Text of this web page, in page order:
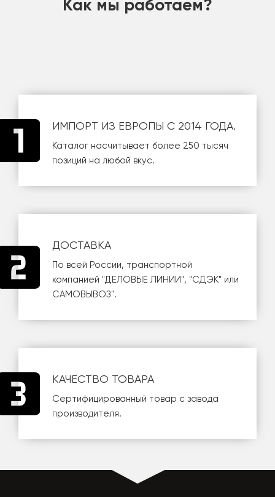
Как мы работаем?
ИМПОРТ ИЗ ЕВРОПЫ С 2014 ГОДА.
Каталог насчитывает более 250 тысяч
позиций на любой вкус.
ДОСТАВКА
По всей России, транспортной
компанией "ДЕЛОВЫЕ ЛИНИИ", "СДЭК" или
САМОВЫВОЗ".
КАЧЕСТВО ТОВАРА
Сертифицированный товар с завода
производителя.